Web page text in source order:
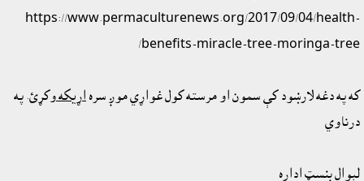
https://www.permaculturenews.org/2017/09/04/health-
benefits-miracle-tree-moringa-tree/
که په دغه لارښود کې سمون او مرسته کول غواړي موږ سره اړيکهوکړئ. په
درناوي
لېوال بنسټ اداره